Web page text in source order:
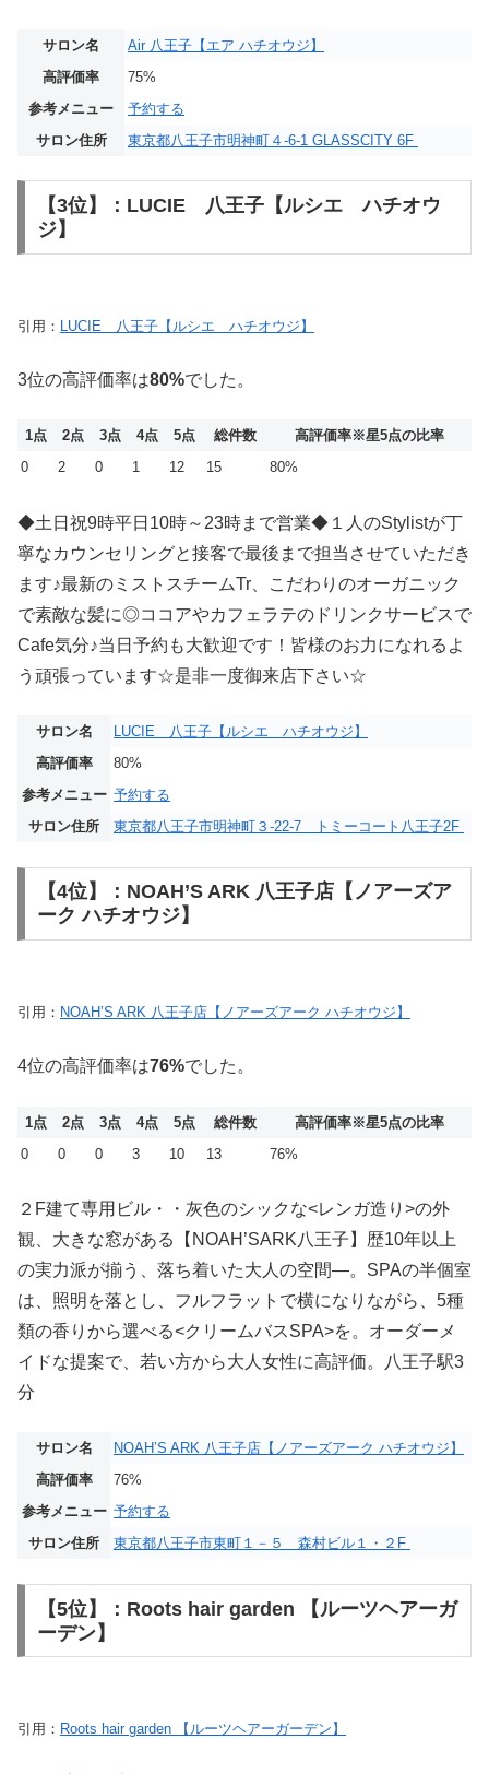
サロン名
Air 八王子【エア ハチオウジ】
高評価率
75%
参考メニュー
予約する
サロン住所
東京都八王子市明神町４-6-1 GLASSCITY 6F
【3位】：LUCIE 八王子【ルシエ ハチオウ
ジ】
引用： LUCIE 八王子【ルシエ ハチオウジ】
3位の高評価率は80%でした。
1点 2点 3点 4点 5点 総件数 高評価率※星5点の比率
0
2 0 1 12 15 80%
◆土日祝9時平日10時～23時まで営業◆１人のStylistが丁
寧なカウンセリングと接客で最後まで担当させていただき
ます♪最新のミストスチームTr、こだわりのオーガニック
で素敵な髪に◎ココアやカフェラテのドリンクサービスで
Cafe気分♪当日予約も大歓迎です！皆様のお力になれるよ
う頑張っています☆是非一度御来店下さい☆
サロン名
LUCIE 八王子【ルシエ ハチオウジ】
高評価率
80%
参考メニュー 予約する
サロン住所
東京都八王子市明神町３-22-7 トミーコート八王子2F
【4位】：NOAH’S ARK 八王子店【ノアーズア
ーク ハチオウジ】
引用： NOAH’S ARK 八王子店【ノアーズアーク ハチオウジ】
4位の高評価率は76%でした。
1点 2点 3点 4点 5点 総件数 高評価率※星5点の比率
0
0 0 3 10 13 76%
２F建て専用ビル・・灰色のシックな<レンガ造り>の外
観、大きな窓がある【NOAH’SARK八王子】歴10年以上
の実力派が揃う、落ち着いた大人の空間―。SPAの半個室
は、照明を落とし、フルフラットで横になりながら、5種
類の香りから選べる<クリームバスSPA>を。オーダーメ
イドな提案で、若い方から大人女性に高評価。八王子駅3
分
サロン名
NOAH’S ARK 八王子店【ノアーズアーク ハチオウジ】
高評価率
76%
参考メニュー 予約する
サロン住所
東京都八王子市東町１－５ 森村ビル１・２F
【5位】：Roots hair garden 【ルーツヘアーガ
ーデン】
引用： Roots hair garden 【ルーツヘアーガーデン】